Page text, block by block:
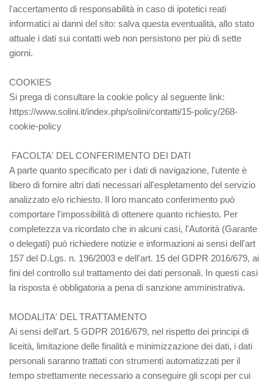
l'accertamento di responsabilità in caso di ipotetici reati
informatici ai danni del sito: salva questa eventualità, allo stato
attuale i dati sui contatti web non persistono per più di sette
giorni.
COOKIES
Si prega di consultare la cookie policy al seguente link:
https://www.solini.it/index.php/solini/contatti/15-policy/268-
cookie-policy
FACOLTA' DEL CONFERIMENTO DEI DATI
A parte quanto specificato per i dati di navigazione, l'utente è
libero di fornire altri dati necessari all'espletamento del servizio
analizzato e/o richiesto. Il loro mancato conferimento può
comportare l'impossibilità di ottenere quanto richiesto. Per
completezza va ricordato che in alcuni casi, l'Autorità (Garante
o delegati) può richiedere notizie e informazioni ai sensi dell'art
157 del D.Lgs. n. 196/2003 e dell'art. 15 del GDPR 2016/679, ai
fini del controllo sul trattamento dei dati personali. In questi casi
la risposta è obbligatoria a pena di sanzione amministrativa.
MODALITA' DEL TRATTAMENTO
Ai sensi dell'art. 5 GDPR 2016/679, nel rispetto dei principi di
liceità, limitazione delle finalità e minimizzazione dei dati, i dati
personali saranno trattati con strumenti automatizzati per il
tempo strettamente necessario a conseguire gli scopi per cui